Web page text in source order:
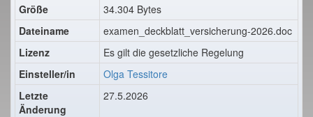
Größe
34.304 Bytes
Dateiname
examen_deckblatt_versicherung-2026.doc
Lizenz
Es gilt die gesetzliche Regelung
Einsteller/in
Olga Tessitore
Letzte
Änderung
27.5.2026